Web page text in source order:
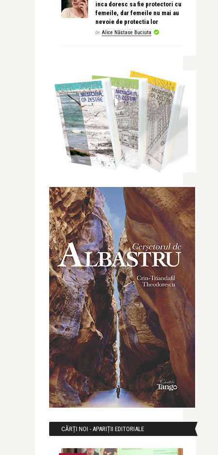
inca doresc sa fie protectori cu
femeile, dar femeile nu mai au
nevoie de protectia lor
de Alice Năstase Buciuta
CĂRȚI NOI - APARIȚII EDITORIALE